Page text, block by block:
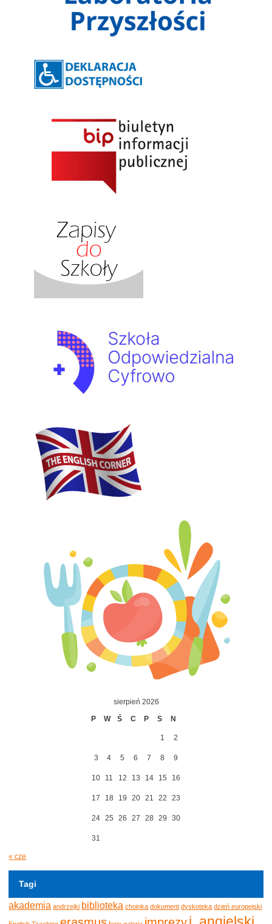
sierpień 2026
P
W Ś C P S N
1 2
3 4 5 6 7 8 9
10 11 12 13 14 15 16
17 18 19 20 21 22 23
24 25 26 27 28 29 30
31
« cze
Tagi
akademia andrzejki biblioteka choinka dokument dyskoteka dzień europejski